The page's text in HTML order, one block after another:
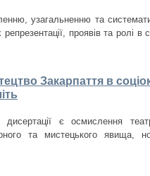
узагальненню та
проявів та ролі в
Закарпаття в
є осмислення
та мистецького явища,